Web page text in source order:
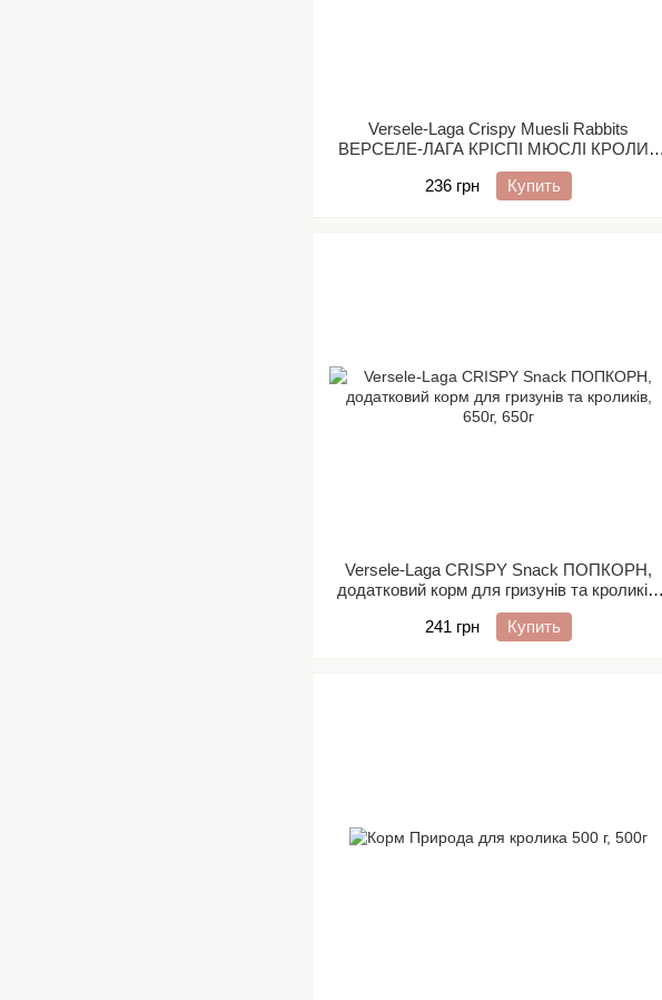
Versele-Laga Crispy Muesli Rabbits
ВЕРСЕЛЕ-ЛАГА КРІСПІ МЮСЛІ КРОЛИК
мюслі корм для кроликів
236 грн
Купить
Versele-Laga CRISPY Snack ПОПКОРН,
додатковий корм для гризунів та кроликів,
650г
241 грн
Купить